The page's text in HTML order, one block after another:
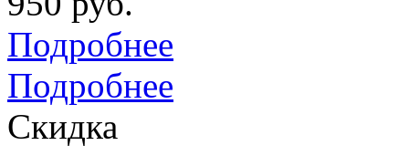
Подробнее
Подробнее
Скидка